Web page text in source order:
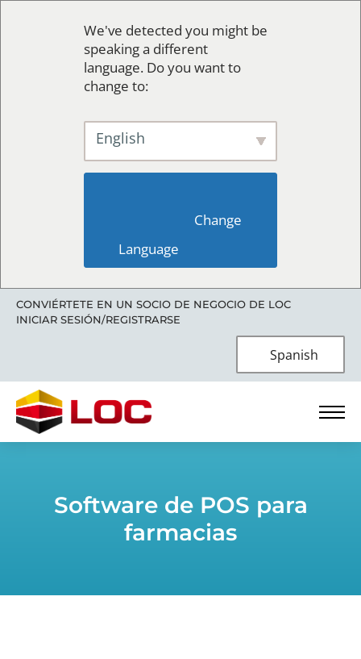
We've detected you might be
speaking a different
language. Do you want to
change to:
English
Language
CONVIÉRTETE EN UN SOCIO DE NEGOCIO DE LOC
INICIAR SESIÓN/REGISTRARSE
Spanish
Software de POS para
farmacias